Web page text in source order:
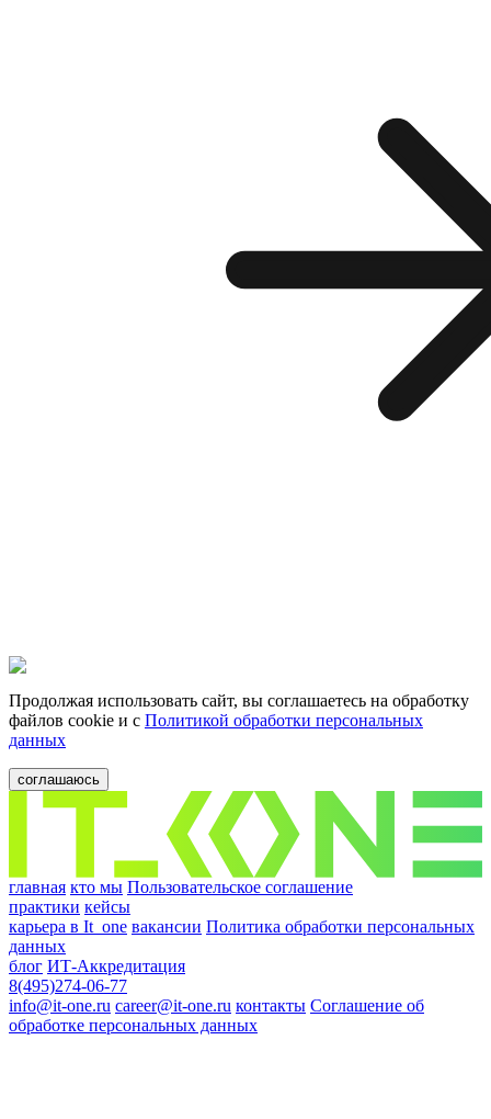
Продолжая использовать сайт, вы соглашаетесь на обработку
файлов cookie и c Политикой обработки персональных
данных
соглашаюсь
главная кто мы Пользовательское соглашение
практики кейсы
карьера в It_one вакансии Политика обработки персональных
данных
блог ИТ-Аккредитация
8(495)274-06-77
info@it-one.ru career@it-one.ru контакты Соглашение об
обработке персональных данных